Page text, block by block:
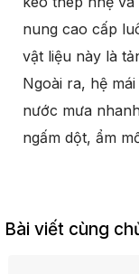
nung cao cấp
vật liệu này là
Ngoài ra, hệ
nước mưa
ngấm dột, ẩm
Bài viết cùng